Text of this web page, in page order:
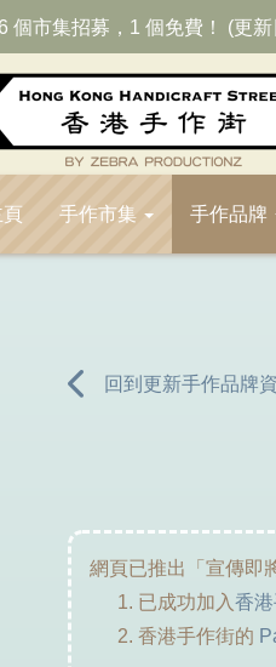
個市集招募，1 個免費！ (更
頁 手作市集 手作品牌
回到更新手作品牌
網頁已推出「宣傳即
已成功加入香
香港手作街的